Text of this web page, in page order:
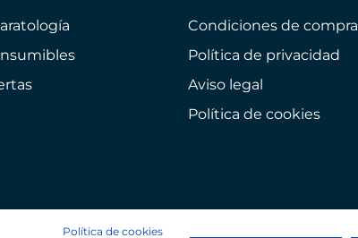
Condiciones de compra
Política de privacidad
Aviso legal
Política de cookies
Política de cookies